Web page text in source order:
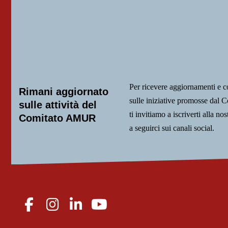
Rimani aggiornato
sulle attività del
Comitato AMUR
Per ricevere aggiornamenti e
sulle iniziative promosse dal
ti invitiamo a iscriverti alla
a seguirci sui canali social.